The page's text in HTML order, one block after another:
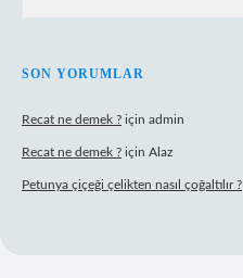
SON YORUMLAR
Recat ne demek ? için admin
Recat ne demek ? için Alaz
Petunya çiçeği çelikten nasıl çoğaltılır ?